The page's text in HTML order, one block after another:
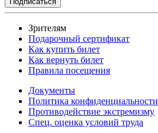
Зрителям
Подарочный сертификат
Как купить билет
Как вернуть билет
Правила посещения
Документы
Политика конфиденциальности
Противодействие экстремизму
Спец. оценка условий труда